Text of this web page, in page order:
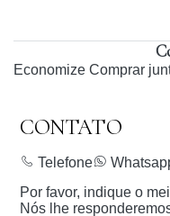
Economize Comprar
CONTATO
Telefone
Por favor, indique o
Nós lhe